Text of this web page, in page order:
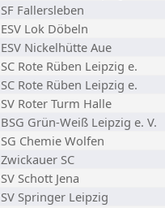
SF Fallersleben
ESV Lok Döbeln
ESV Nickelhütte Aue
SC Rote Rüben Leipzig e.
SC Rote Rüben Leipzig e.
SV Roter Turm Halle
BSG Grün-Weiß Leipzig e. V.
SG Chemie Wolfen
Zwickauer SC
SV Schott Jena
SV Springer Leipzig